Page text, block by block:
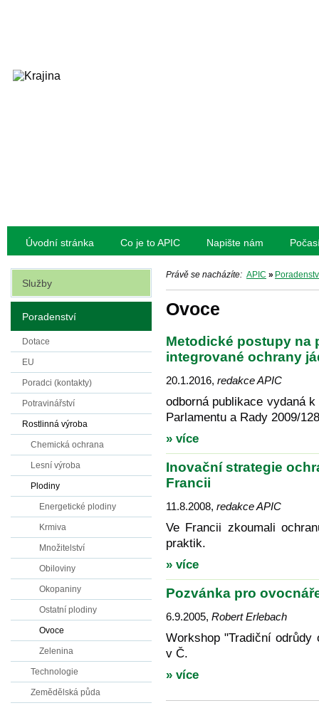
Úvodní stránka Co je to APIC Napište nám
Právě se nacházíte: APIC »
Ovoce
Metodické postupy na
integrované ochrany
20.1.2016, redakce APIC
odborná publikace vydaná
Parlamentu a Rady 2009/
» více
Inovační strategie
Francii
11.8.2008, redakce APIC
Ve Francii zkoumali
praktik.
» více
Pozvánka pro
6.9.2005, Robert Erlebach
Workshop "Tradiční
v Č.
» více
Služby
Poradenství
Dotace
EU
Poradci (kontakty)
Potravinářství
Rostlinná výroba
Chemická ochrana
Lesní výroba
Plodiny
Energetické plodiny
Krmiva
Množitelství
Obiloviny
Okopaniny
Ostatní plodiny
Ovoce
Zelenina
Technologie
Zemědělská půda